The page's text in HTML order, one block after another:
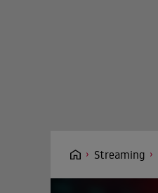
Streaming